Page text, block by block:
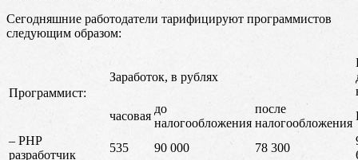
Сегодняшние работодатели тарифицируют программистов
следующим образом:
Программист:
Заработок, в рублях
часовая
до
налогообложения
после
налогообложения
– PHP
разработчик
535 90 000 78 300